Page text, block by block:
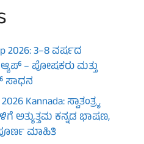
2026: 3–8 ವರ್ಷದ
– ಪೋಷಕರು ಮತ್ತು
ಸಾಧನ
Kannada: ಸ್ವಾತಂತ್ರ್ಯ
ಅತ್ಯುತ್ತಮ ಕನ್ನಡ ಭಾಷಣ,
ಮಾಹಿತಿ